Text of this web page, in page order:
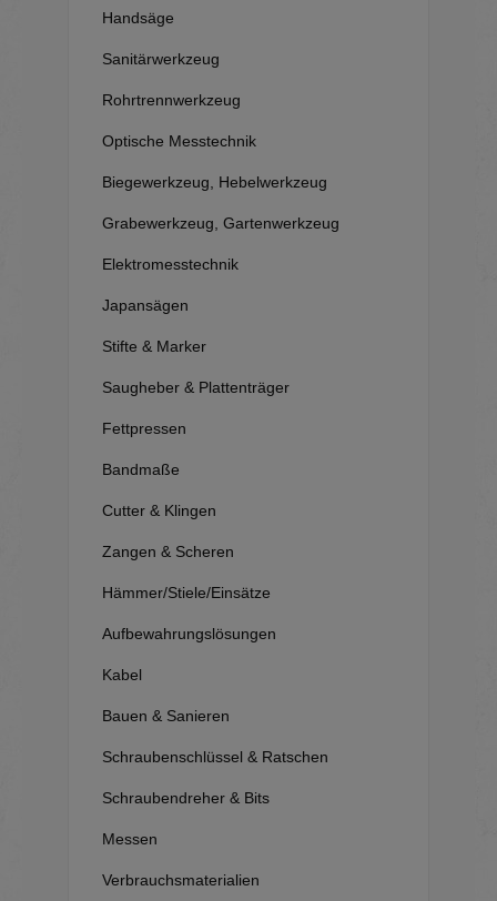
Handsäge
Sanitärwerkzeug
Rohrtrennwerkzeug
Optische Messtechnik
Biegewerkzeug, Hebelwerkzeug
Grabewerkzeug, Gartenwerkzeug
Elektromesstechnik
Japansägen
Stifte & Marker
Saugheber & Plattenträger
Fettpressen
Bandmaße
Cutter & Klingen
Zangen & Scheren
Hämmer/Stiele/Einsätze
Aufbewahrungslösungen
Kabel
Bauen & Sanieren
Schraubenschlüssel & Ratschen
Schraubendreher & Bits
Messen
Verbrauchsmaterialien